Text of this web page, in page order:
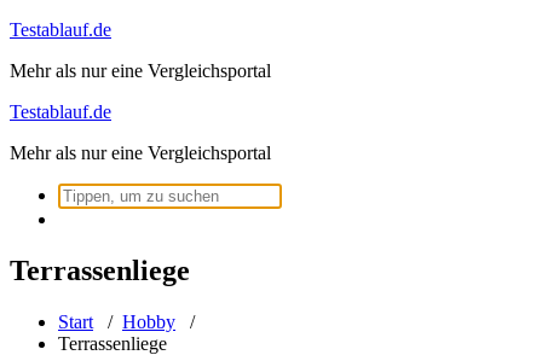
Zum
springen
Testablauf.de
Mehr als nur eine Vergleichsportal
Testablauf.de
Mehr als nur eine Vergleichsportal
Suchen
nach:
Terrassenliege
Start / Hobby /
Terrassenliege